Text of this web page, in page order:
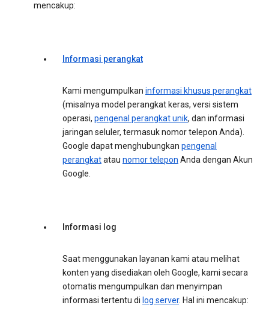
mencakup:
Informasi perangkat
Kami mengumpulkan informasi khusus perangkat
(misalnya model perangkat keras, versi sistem
operasi, pengenal perangkat unik, dan informasi
jaringan seluler, termasuk nomor telepon Anda).
Google dapat menghubungkan pengenal
perangkatatau nomor telepon Anda dengan Akun
Google.
Informasi log
Saat menggunakan layanan kami atau melihat
konten yang disediakan oleh Google, kami secara
otomatis mengumpulkan dan menyimpan
informasi tertentu di log server. Hal ini mencakup: